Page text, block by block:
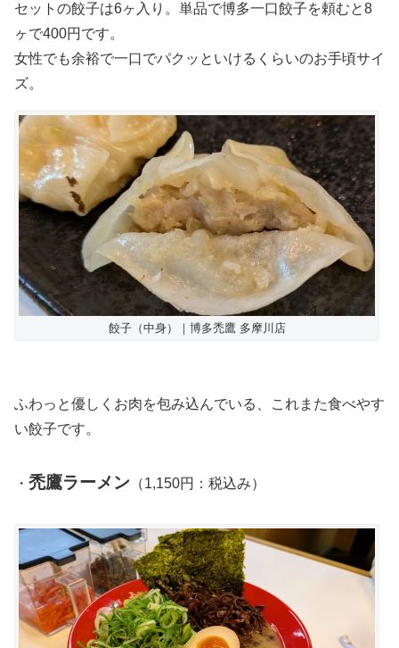
セットの餃子は6ヶ入り。単品で博多一口餃子を頼むと8
ヶで400円です。
女性でも余裕で一口でパクッといけるくらいのお手頃サイ
ズ。
餃子（中身）｜博多禿鷹 多摩川店
ふわっと優しくお肉を包み込んでいる、これまた食べやす
い餃子です。
・ 禿鷹ラーメン （1,150円：税込み）